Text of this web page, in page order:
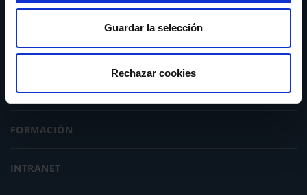
Guardar la selección
Rechazar cookies
SERVICIOS
ACTUALIDAD
PUBLICACIONES
FORMACIÓN
INTRANET